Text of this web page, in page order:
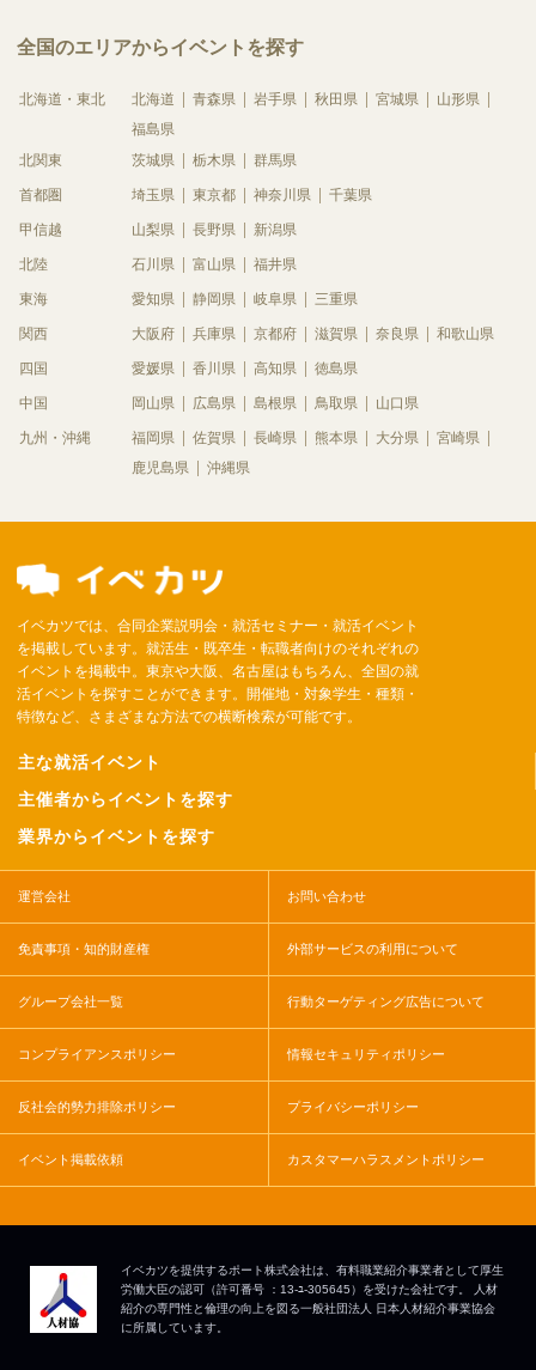
全国のエリアからイベントを探す
北海道・東北 北海道 青森県 岩手県 秋田県 宮城県
山形県
福島県
北関東
茨城県 栃木県 群馬県
首都圏 埼玉県 東京都 神奈川県 千葉県
甲信越 山梨県 長野県 新潟県
北陸 石川県 富山県 福井県
東海 愛知県 静岡県 岐阜県 三重県
関西 大阪府 兵庫県 京都府 滋賀県 奈良県 和歌山県
四国 愛媛県 香川県 高知県 徳島県
中国 岡山県 広島県 島根県 鳥取県 山口県
九州・沖縄 福岡県 佐賀県 長崎県 熊本県 大分県
宮崎県
鹿児島県
沖縄県
イベカツでは、合同企業説明会・就活セミナー・就活イベント
を掲載しています。就活生・既卒生・転職者向けのそれぞれの
イベントを掲載中。東京や大阪、名古屋はもちろん、全国の就
活イベントを探すことができます。開催地・対象学生・種類・
特徴など、さまざまな方法での横断検索が可能です。
主な就活イベント
主催者からイベントを探す
業界からイベントを探す
運営会社 お問い合わせ
免責事項・知的財産権 外部サービスの利用について
グループ会社一覧 行動ターゲティング広告について
コンプライアンスポリシー 情報セキュリティポリシー
反社会的勢力排除ポリシー プライバシーポリシー
イベント掲載依頼 カスタマーハラスメントポリシー